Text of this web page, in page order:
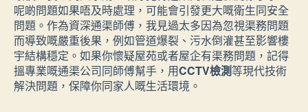
呢啲問題如果唔及時處理，可能會引發更大嘅衛生同安全
問題。作為資深通渠師傅，我見過太多因為忽視渠務問題
而導致嘅嚴重後果，例如管道爆裂、污水倒灌甚至影響樓
宇結構穩定。如果你懷疑屋苑或者屋企有渠務問題，記得
搵專業嘅通渠公司同師傅幫手，用CCTV檢測等現代技術
解決問題，保障你同家人嘅生活環境。